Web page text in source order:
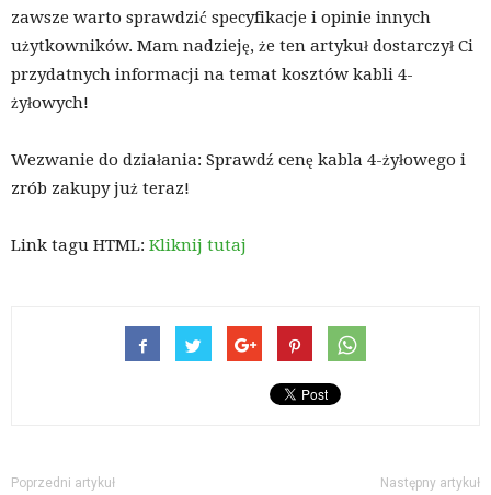
zawsze warto sprawdzić specyfikacje i opinie innych
użytkowników. Mam nadzieję, że ten artykuł dostarczył Ci
przydatnych informacji na temat kosztów kabli 4-
żyłowych!
Wezwanie do działania: Sprawdź cenę kabla 4-żyłowego i
zrób zakupy już teraz!
Link tagu HTML: Kliknij tutaj
Poprzedni artykuł Następny artykuł